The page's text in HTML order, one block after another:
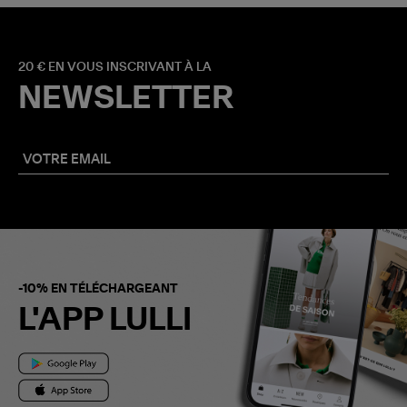
20 € EN VOUS INSCRIVANT À LA
NEWSLETTER
-10% EN TÉLÉCHARGEANT
L'APP LULLI